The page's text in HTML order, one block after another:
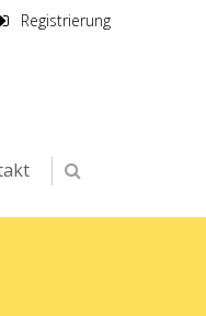
Registrierung